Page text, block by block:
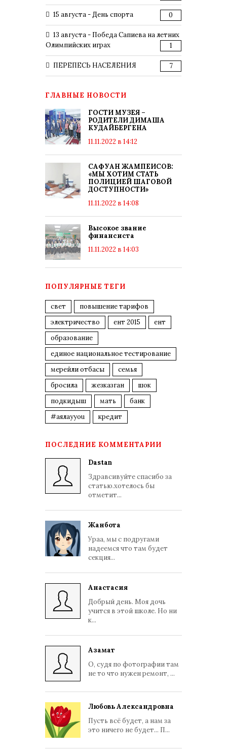
15 августа - День спорта 0
13 августа - Победа Сапиева на летних
Олимпийских играх
1
ПЕРЕПЕСЬ НАСЕЛЕНИЯ 7
ГЛАВНЫЕ НОВОСТИ
ГОСТИ МУЗЕЯ –
РОДИТЕЛИ ДИМАША
КУДАЙБЕРГЕНА
11.11.2022 в 14:12
САФУАН ЖАМПЕИСОВ:
«МЫ ХОТИМ СТАТЬ
ПОЛИЦИЕЙ ШАГОВОЙ
ДОСТУПНОСТИ»
11.11.2022 в 14:08
Высокое звание
финансиста
11.11.2022 в 14:03
ПОПУЛЯРНЫЕ ТЕГИ
свет
повышение тарифов
электричество
ент 2015
ент
образование
единое национальное тестирование
мерейли отбасы
семья
бросила
жезказган
шок
подкидыш
мать
банк
#аялауyou
кредит
ПОСЛЕДНИЕ КОММЕНТАРИИ
Dastan
Здравсивуйте спасибо за
статью.хотелось бы
отметит...
Жанбота
Ураа, мы с подругами
надеемся что там будет
секция...
Анастасия
Добрый день. Моя дочь
учится в этой школе. Но ни
к...
Азамат
О, судя по фотографии там
не то что нужен ремонт, ...
Любовь Александровна
Пусть всё будет, а нам за
это ничего не будет... П...